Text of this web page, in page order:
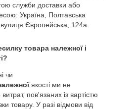
служби доставки або
Україна, Полтавська
Європейська, 124а.
товара належної і
чи
якості ми не
пов'язаних із вартістю
товару. У разі відмови від